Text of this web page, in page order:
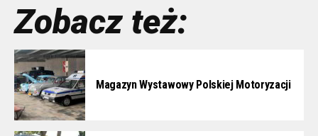
Zobacz też:
Magazyn Wystawowy Polskiej Motoryzacji